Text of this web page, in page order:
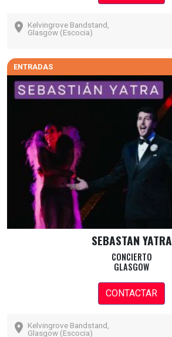
Kelvingrove Bandstand,
Glasgow (Escocia)
ENTRADAS
SEBASTAN YATRA
CONCIERTO
GLASGOW
CONTACTAR
Kelvingrove Bandstand,
Glasgow (Escocia)